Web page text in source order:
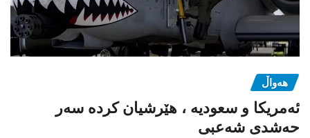
هەواڵ
ئەمریکا و سعودیە ، هێرشیان کردە سەر
حەشدی شەعبی